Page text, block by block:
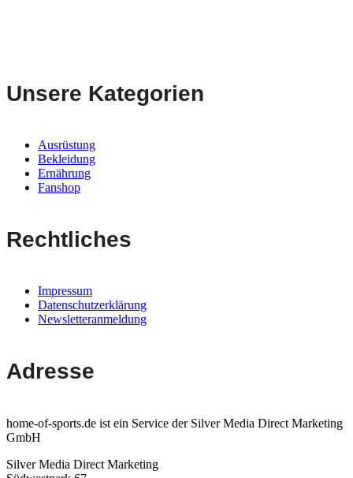
Unsere Kategorien
Ausrüstung
Bekleidung
Ernährung
Fanshop
Rechtliches
Impressum
Datenschutzerklärung
Newsletteranmeldung
Adresse
home-of-sports.de ist ein Service der Silver Media Direct Marketing
GmbH
Silver Media Direct Marketing